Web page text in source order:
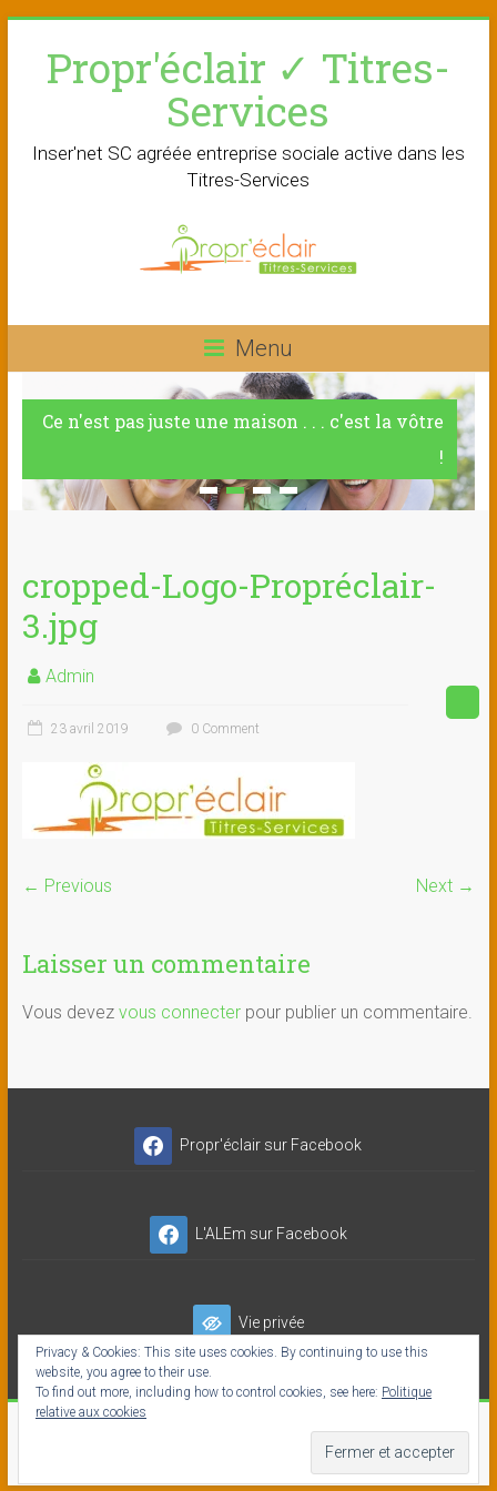
contentPropr'éclair ✓ Titres-
Services
Inser'net SC agréée entreprise sociale active dans les
Titres-Services
Menu
Ce n'est pas juste une maison . . . c'est la vôtre
!
cropped-Logo-Propréclair-
3.jpg
Admin
23 avril 2019 0 Comment
← Previous Next →
Laisser un commentaire
Vous devez vous connecterpour publier un commentaire.
Propr'éclair sur Facebook
L'ALEm sur Facebook
Vie privée
Copyright © 2026
Privacy & Cookies: This site uses cookies. By continuing to use this
website, you agree to their use.
To find out more, including how to control cookies, see here: Politique
relative aux cookies